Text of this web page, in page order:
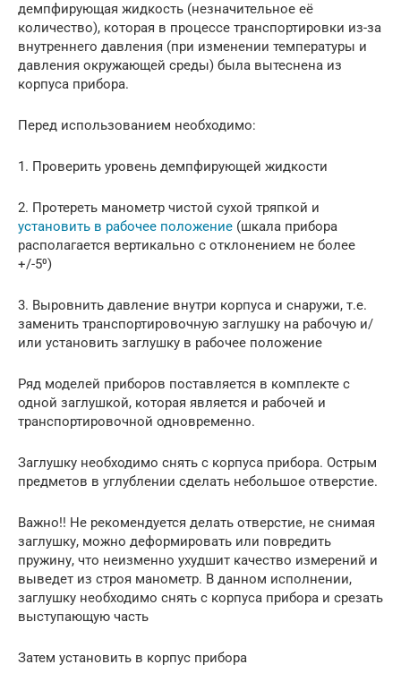
демпфирующая жидкость (незначительное её
количество), которая в процессе транспортировки из-за
внутреннего давления (при изменении температуры и
давления окружающей среды) была вытеснена из
корпуса прибора.
Перед использованием необходимо:
1. Проверить уровень демпфирующей жидкости
2. Протереть манометр чистой сухой тряпкой и
установить в рабочее положение (шкала прибора
располагается вертикально с отклонением не более
+/-5⁰)
3. Выровнить давление внутри корпуса и снаружи, т.е.
заменить транспортировочную заглушку на рабочую и/
или установить заглушку в рабочее положение
Ряд моделей приборов поставляется в комплекте с
одной заглушкой, которая является и рабочей и
транспортировочной одновременно.
Заглушку необходимо снять с корпуса прибора. Острым
предметов в углублении сделать небольшое отверстие.
Важно!! Не рекомендуется делать отверстие, не снимая
заглушку, можно деформировать или повредить
пружину, что неизменно ухудшит качество измерений и
выведет из строя манометр. В данном исполнении,
заглушку необходимо снять с корпуса прибора и срезать
выступающую часть
Затем установить в корпус прибора